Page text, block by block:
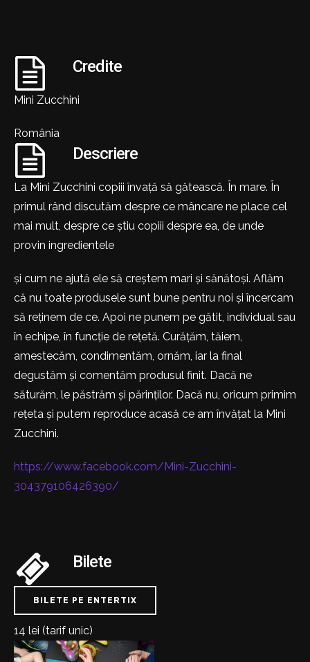
Credite
Mini Zucchini
România
Descriere
La Mini Zucchini copiii învață să gătească. În mare. În
primul rând discutăm despre ce mâncare ne place cel
mai mult, despre ce știu copiii despre ea, de unde
provin ingredientele
și cum ne ajută ele să creștem mari și sănătoși. Aflăm
că nu toate produsele sunt bune pentru noi și încercam
să reținem de ce. Apoi ne punem pe gătit, individual sau
în echipe, în funcție de rețetă. Curățăm, tăiem,
amestecăm, condimentăm, ornăm, iar la final
degustăm și comentăm produsul finit. Dacă ne
săturăm, le păstrăm și părinților. Dacă nu, oricum primim
rețeta și putem reproduce acasă ce am învățat la Mini
Zucchini.
https://www.facebook.com/Mini-Zucchini-
304379106426390/
Bilete
BILETE PE ENTERTIX
14 lei (tarif unic)